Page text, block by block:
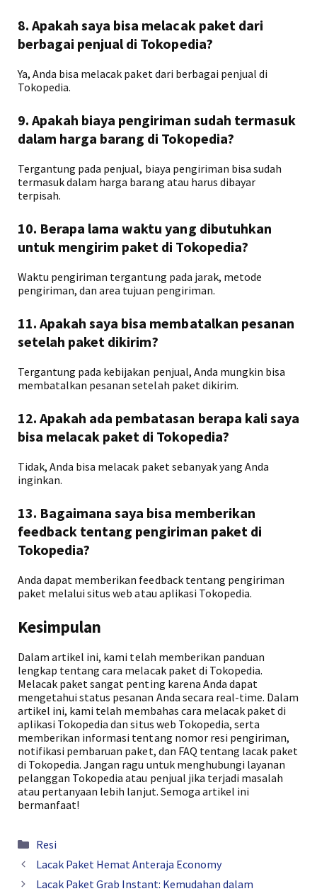
8. Apakah saya bisa melacak paket dari
berbagai penjual di Tokopedia?
Ya, Anda bisa melacak paket dari berbagai penjual di
Tokopedia.
9. Apakah biaya pengiriman sudah termasuk
dalam harga barang di Tokopedia?
Tergantung pada penjual, biaya pengiriman bisa sudah
termasuk dalam harga barang atau harus dibayar
terpisah.
10. Berapa lama waktu yang dibutuhkan
untuk mengirim paket di Tokopedia?
Waktu pengiriman tergantung pada jarak, metode
pengiriman, dan area tujuan pengiriman.
11. Apakah saya bisa membatalkan pesanan
setelah paket dikirim?
Tergantung pada kebijakan penjual, Anda mungkin bisa
membatalkan pesanan setelah paket dikirim.
12. Apakah ada pembatasan berapa kali saya
bisa melacak paket di Tokopedia?
Tidak, Anda bisa melacak paket sebanyak yang Anda
inginkan.
13. Bagaimana saya bisa memberikan
feedback tentang pengiriman paket di
Tokopedia?
Anda dapat memberikan feedback tentang pengiriman
paket melalui situs web atau aplikasi Tokopedia.
Kesimpulan
Dalam artikel ini, kami telah memberikan panduan
lengkap tentang cara melacak paket di Tokopedia.
Melacak paket sangat penting karena Anda dapat
mengetahui status pesanan Anda secara real-time. Dalam
artikel ini, kami telah membahas cara melacak paket di
aplikasi Tokopedia dan situs web Tokopedia, serta
memberikan informasi tentang nomor resi pengiriman,
notifikasi pembaruan paket, dan FAQ tentang lacak paket
di Tokopedia. Jangan ragu untuk menghubungi layanan
pelanggan Tokopedia atau penjual jika terjadi masalah
atau pertanyaan lebih lanjut. Semoga artikel ini
bermanfaat!
Kategori
Resi
Lacak Paket Hemat Anteraja Economy
Lacak Paket Grab Instant: Kemudahan dalam